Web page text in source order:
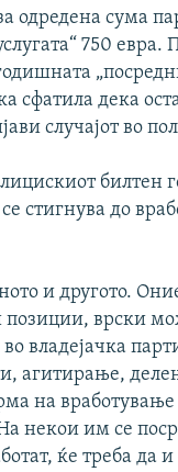
одредена сума
750 евра.
сфатила дека
случајот во
билтен
стигнува до
и другото.
врски
владејачка
агитирање,
на
некои им се
ќе треба да